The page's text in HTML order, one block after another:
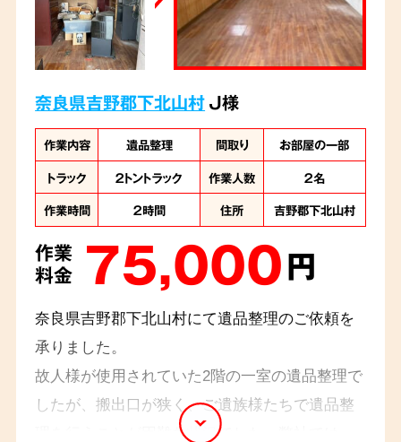
奈良県吉野郡下北山村J様
作業内容 遺品整理 間取り
お部屋の一部
トラック
２トントラック 作業人数
２名
作業時間
２時間 住所 吉野郡下北山村
作業
料金 75,000円
奈良県吉野郡下北山村にて遺品整理のご依頼を
承りました。
故人様が使用されていた2階の一室の遺品整理で
したが、搬出口が狭く、ご遺族様たちで遺品整
理を行うことが困難な状況でした。弊社では、